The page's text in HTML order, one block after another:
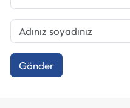
Gönder